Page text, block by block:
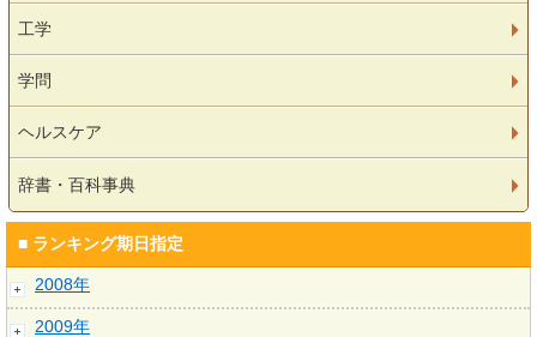
工学
学問
ヘルスケア
辞書・百科事典
■ ランキング期日指定
2008年
2009年